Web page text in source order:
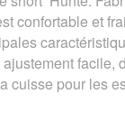
confortable et
facile,
cuisse pour les